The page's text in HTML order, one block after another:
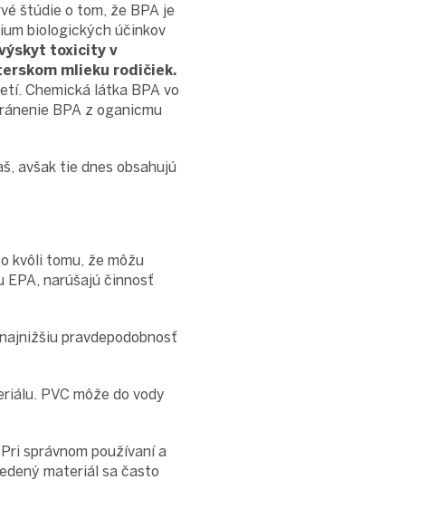
štúdie o tom, že BPA je
biologických účinkov
toxicity v
mlieku rodičiek.
Chemická látka BPA vo
BPA z oganicmu
avšak tie dnes obsahujú
kvôli tomu, že môžu
narúšajú činnosť
pravdepodobnosť
PVC môže do vody
správnom používaní a
materiál sa často